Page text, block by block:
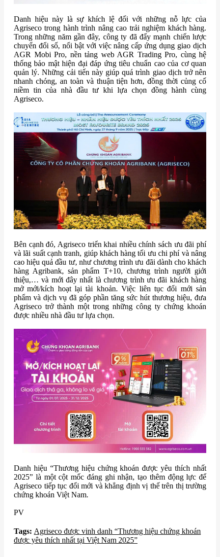
Danh hiệu này là sự khích lệ đối với những nỗ lực của
Agriseco trong hành trình nâng cao trải nghiệm khách hàng.
Trong những năm gần đây, công ty đã đẩy mạnh chiến lược
chuyển đổi số, nổi bật với việc nâng cấp ứng dụng giao dịch
AGR Mobi Pro, nền tảng web AGR Trading Pro, cùng hệ
thống bảo mật hiện đại đáp ứng tiêu chuẩn cao của cơ quan
quản lý. Những cải tiến này giúp quá trình giao dịch trở nên
nhanh chóng, an toàn và thuận tiện hơn, đồng thời củng cố
niềm tin của nhà đầu tư khi lựa chọn đồng hành cùng
Agriseco.
Bên cạnh đó, Agriseco triển khai nhiều chính sách ưu đãi phí
và lãi suất cạnh tranh, giúp khách hàng tối ưu chi phí và nâng
cao hiệu quả đầu tư, như chương trình ưu đãi dành cho khách
hàng Agribank, sản phẩm T+10, chương trình người giới
thiệu,… và mới đây nhất là chương trình ưu đãi khách hàng
mở mới/kích hoạt lại tài khoản. Việc liên tục đổi mới sản
phẩm và dịch vụ đã góp phần tăng sức hút thương hiệu, đưa
Agriseco trở thành một trong những công ty chứng khoán
được nhiều nhà đầu tư lựa chọn.
Danh hiệu “Thương hiệu chứng khoán được yêu thích nhất
2025” là một cột mốc đáng ghi nhận, tạo thêm động lực để
Agriseco tiếp tục đổi mới và khẳng định vị thế trên thị trường
chứng khoán Việt Nam.
PV
Tags: Agriseco được vinh danh “Thương hiệu chứng khoán
được yêu thích nhất tại Việt Nam 2025”